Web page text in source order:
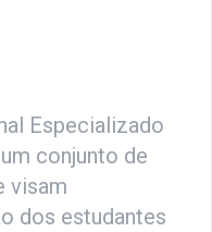
Especializado
conjunto de
visam
dos estudantes